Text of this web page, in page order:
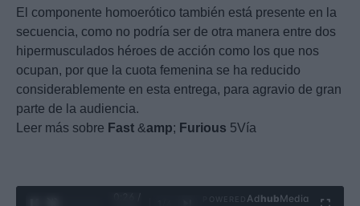
El componente homoerótico también está presente en la
secuencia, como no podría ser de otra manera entre dos
hipermusculados héroes de acción como los que nos
ocupan, por que la cuota femenina se ha reducido
considerablemente en esta entrega, para agravio de gran
parte de la audiencia.
Leer más sobre Fast &amp; Furious 5Vía
Ad hubMedia